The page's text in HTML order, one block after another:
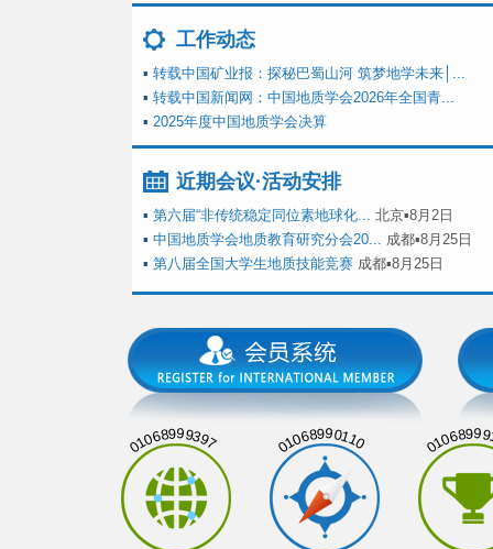
工作动态
▪ 转载中国矿业报：探秘巴蜀山河 筑梦地学未来│...
▪ 转载中国新闻网：中国地质学会2026年全国青...
▪ 2025年度中国地质学会决算
近期会议·活动安排
▪ 第六届“非传统稳定同位素地球化... 北京▪8月2日
▪ 中国地质学会地质教育研究分会20... 成都▪8月25日
▪ 第八届全国大学生地质技能竞赛 成都▪8月25日
01068999397 01068990110